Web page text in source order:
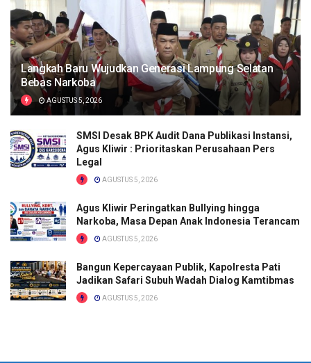
Langkah Baru Wujudkan Generasi Lampung Selatan
Bebas Narkoba
AGUSTUS 5, 2026
SMSI Desak BPK Audit Dana Publikasi Instansi,
Agus Kliwir : Prioritaskan Perusahaan Pers
Legal
AGUSTUS 5, 2026
Agus Kliwir Peringatkan Bullying hingga
Narkoba, Masa Depan Anak Indonesia Terancam
AGUSTUS 5, 2026
Bangun Kepercayaan Publik, Kapolresta Pati
Jadikan Safari Subuh Wadah Dialog Kamtibmas
AGUSTUS 5, 2026